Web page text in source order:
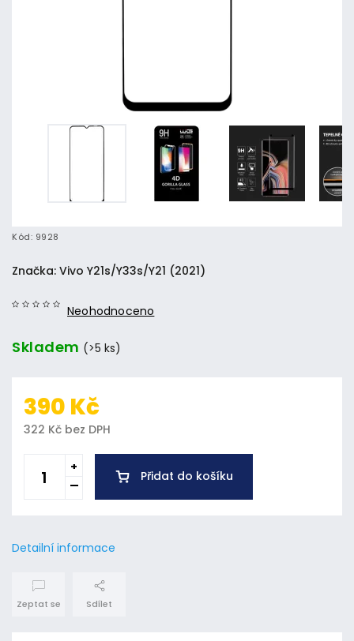
Kód: 9928
Neohodnoceno
Značka: Vivo Y21s/Y33s/Y21 (2021)
Skladem (>5 ks)
390 Kč
322 Kč bez DPH
Přidat do košíku
Detailní informace
Zeptat se Sdílet